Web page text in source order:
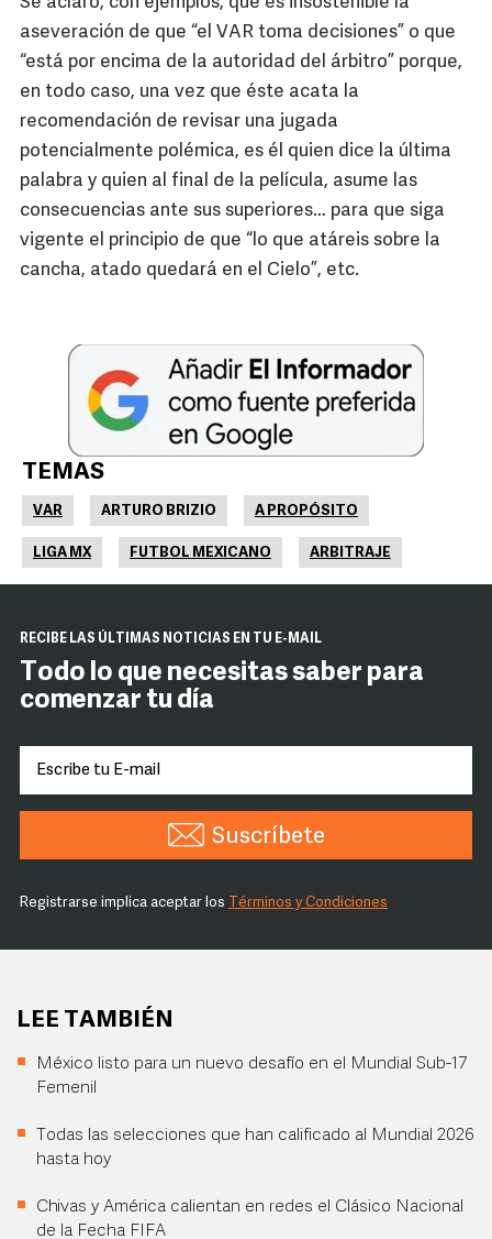
aseveración de que “el VAR toma decisiones” o que
“está por encima de la autoridad del árbitro” porque,
en todo caso, una vez que éste acata la
recomendación de revisar una jugada
potencialmente polémica, es él quien dice la última
palabra y quien al final de la película, asume las
consecuencias ante sus superiores… para que siga
vigente el principio de que “lo que atáreis sobre la
cancha, atado quedará en el Cielo”, etc.
TEMAS
VAR ARTURO BRIZIO A PROPÓSITO
LIGA MX FUTBOL MEXICANO ARBITRAJE
RECIBE LAS ÚLTIMAS NOTICIAS EN TU E-MAIL
Todo lo que necesitas saber para
comenzar tu día
Suscríbete
Registrarse implica aceptar los Términos y Condiciones
LEE TAMBIÉN
México listo para un nuevo desafío en el Mundial Sub-17
Femenil
Todas las selecciones que han calificado al Mundial 2026
hasta hoy
Chivas y América calientan en redes el Clásico Nacional
de la Fecha FIFA